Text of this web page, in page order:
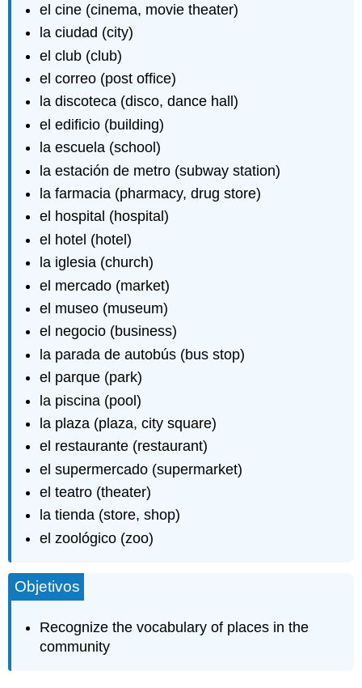
el cine (cinema, movie theater)
la ciudad (city)
el club (club)
el correo (post office)
la discoteca (disco, dance hall)
el edificio (building)
la escuela (school)
la estación de metro (subway station)
la farmacia (pharmacy, drug store)
el hospital (hospital)
el hotel (hotel)
la iglesia (church)
el mercado (market)
el museo (museum)
el negocio (business)
la parada de autobús (bus stop)
el parque (park)
la piscina (pool)
la plaza (plaza, city square)
el restaurante (restaurant)
el supermercado (supermarket)
el teatro (theater)
la tienda (store, shop)
el zoológico (zoo)
Objetivos
Recognize the vocabulary of places in the
community